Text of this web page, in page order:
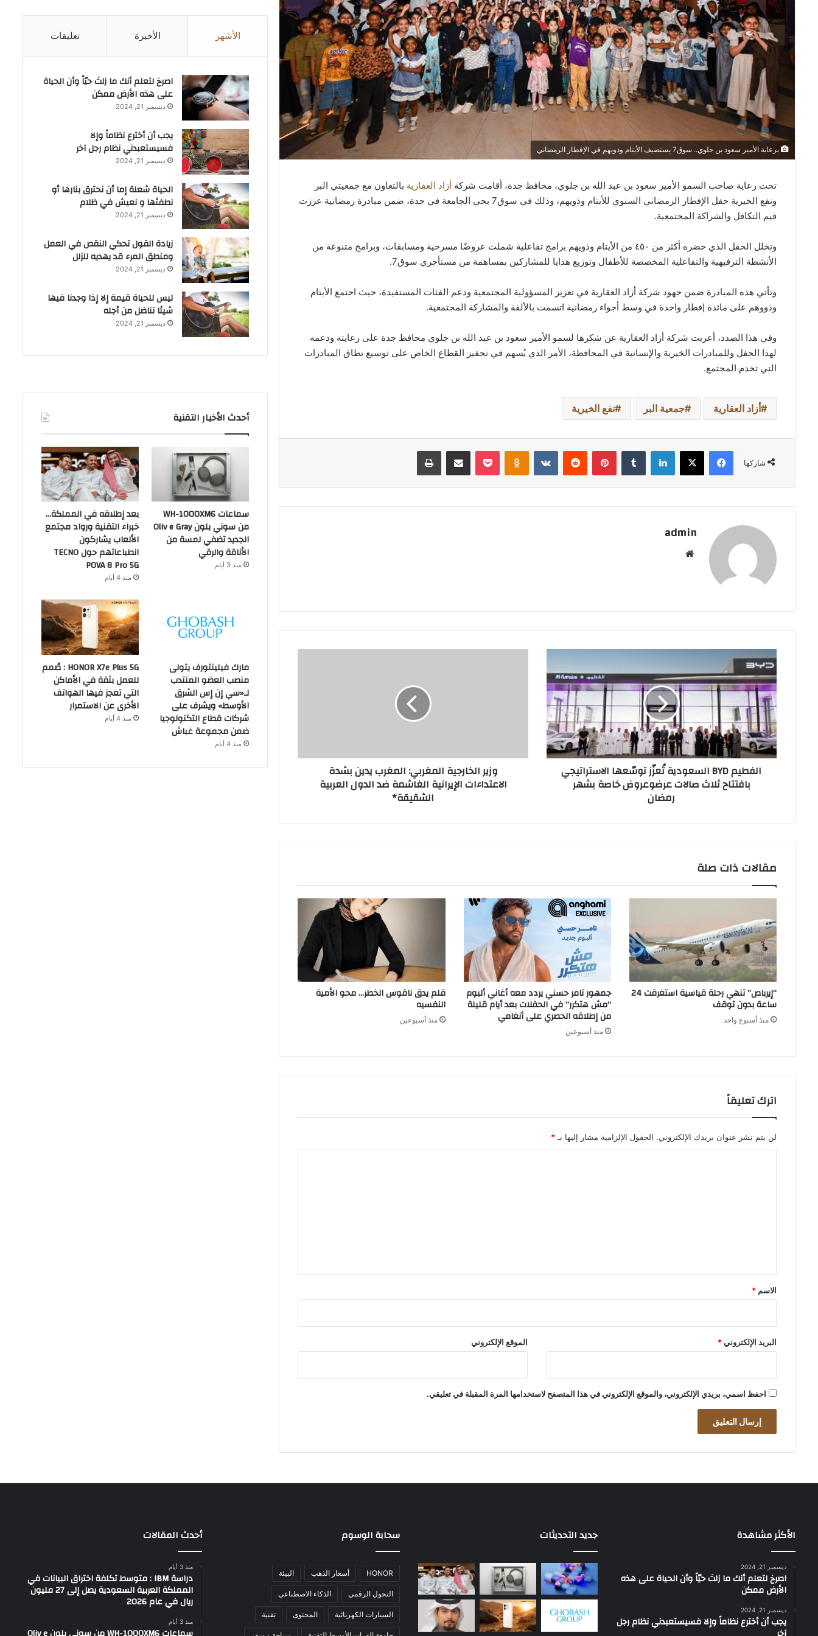
برعاية الأمير سعود بن جلوي.. سوق7 يستضيف الأيتام وذويهم في الإفطار الرمضاني
تحت رعاية صاحب السمو الأمير سعود بن عبد الله بن جلوي، محافظ جدة، أقامت شركة أزاد العقارية بالتعاون مع جمعيتي البر
ونفع الخيرية حفل الإفطار الرمضاني السنوي للأيتام وذويهم، وذلك في سوق7 بحي الجامعة في جدة، ضمن مبادرة رمضانية عززت
قيم التكافل والشراكة المجتمعية.
وتخلل الحفل الذي حضره أكثر من ٤٥٠ من الأيتام وذويهم برامج تفاعلية شملت عروضًا مسرحية ومسابقات، وبرامج متنوعة من
الأنشطة الترفيهية والتفاعلية المخصصة للأطفال وتوزيع هدايا للمشاركين بمساهمة من مستأجري سوق7.
وتأتي هذه المبادرة ضمن جهود شركة أزاد العقارية في تعزيز المسؤولية المجتمعية ودعم الفئات المستفيدة، حيث اجتمع الأيتام
وذووهم على مائدة إفطار واحدة في وسط أجواء رمضانية اتسمت بالألفة والمشاركة المجتمعية.
وفي هذا الصدد، أعربت شركة أزاد العقارية عن شكرها لسمو الأمير سعود بن عبد الله بن جلوي محافظ جدة على رعايته ودعمه
لهذا الحفل وللمبادرات الخيرية والإنسانية في المحافظة، الأمر الذي يُسهم في تحفيز القطاع الخاص على توسيع نطاق المبادرات
التي تخدم المجتمع.
أزاد العقارية جمعية البر نفع الخيرية
شاركها
فيسبوك ‫X لينكدإن بينتيريست Odnoklassniki
‫Pocket مشاركة عبر البريد طباعة
admin
BYD
السعودية
تُعزّز
توسّعها
الاستراتيجي
بافتتاح
ثلاث
صالات
عرضوعروض
الفطيم BYD السعودية تُعزّز توسّعها الاستراتيجي
بافتتاح ثلاث صالات عرضوعروض خاصة بشهر
رمضان
الغاشمة
وزير الخارجية المغربي: المغرب يدين بشدة
الاعتداءات الإيرانية الغاشمة ضد الدول العربية
الشقيقة*
مقالات ذات صلة
“إيرباص” تنهي رحلة قياسية استغرقت 24
ساعة بدون توقف
منذ أسبوع واحد
جمهور تامر حسني يردد معه أغاني ألبوم
“مش هتكرر” في الحفلات بعد أيام قليلة
من إطلاقه الحصري على أنغامي
منذ أسبوعين
قلم يدق ناقوس الخطر… محو الأمية
النفسيه
منذ أسبوعين
اترك تعليقاً
لن يتم نشر عنوان بريدك الإلكتروني. الحقول الإلزامية مشار إليها بـ *
*
الاسم *
البريد الإلكتروني* الموقع الإلكتروني
احفظ اسمي، بريدي الإلكتروني، والموقع الإلكتروني في هذا المتصفح لاستخدامها المرة المقبلة في تعليقي.
الأشهر الأخيرة تعليقات
‫اصرخ لتعلم أنك ما زلتَ حيّاً وأن الحياة
على هذه الأرض ممكن
ديسمبر 21, 2024
يجب أن أخترع نظاماً وإلا
فسيستعبدني نظام رجل آخر
ديسمبر 21, 2024
الحياة شعلة إما أن نحترق بنارها أو
نطفئها و نعيش في ظلام
ديسمبر 21, 2024
زيادة القول تحكي النقص في العمل
ومنطق المرء قد يهديه للزلل
ديسمبر 21, 2024
ليس للحياة قيمة إلا إذا وجدنا فيها
شيئا نناضل من أجله
ديسمبر 21, 2024
أحدث الأخبار التقنية
سماعات WH-1000XM6
من سوني بلون Oliv e Gray
الجديد تضفي لمسة من
الأناقة والرقي
منذ 3 أيام
بعد إطلاقه في المملكة…
خبراء التقنية ورواد مجتمع
الألعاب يشاركون
انطباعاتهم حول TECNO
POVA 8 Pro 5G
منذ 4 أيام
مارك فيلينتورف يتولى
منصب العضو المنتدب
لـ«سي إن إس الشرق
الأوسط» ويشرف على
شركات قطاع التكنولوجيا
ضمن مجموعة غباش
منذ 4 أيام
HONOR X7e Plus 5G : صُمم
للعمل بثقة في الأماكن
التي تعجز فيها الهواتف
الأخرى عن الاستمرار
منذ 4 أيام
الأكثر مشاهدة
ديسمبر 21, 2024
‫اصرخ لتعلم أنك ما زلتَ حيّاً وأن الحياة على هذه
الأرض ممكن
ديسمبر 21, 2024
يجب أن أخترع نظاماً وإلا فسيستعبدني نظام رجل
جديد التحديثات سحابة الوسوم
HONOR أسعار الذهب البيئة
التحول الرقمي الذكاء الاصطناعي
السيارات الكهربائية المحتوى تقنية
أحدث المقالات
منذ 3 أيام
دراسة IBM : متوسط تكلفة اختراق البيانات في
المملكة العربية السعودية يصل إلى 27 مليون
ريال في عام 2026
منذ 3 أيام